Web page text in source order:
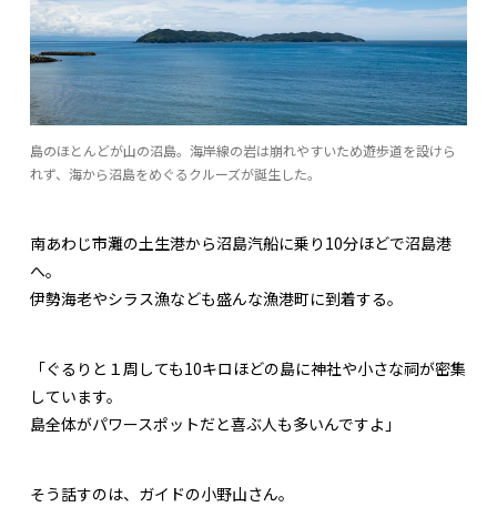
島のほとんどが山の沼島。海岸線の岩は崩れやすいため遊歩道を設けら
れず、海から沼島をめぐるクルーズが誕生した。
南あわじ市灘の土生港から沼島汽船に乗り10分ほどで沼島港
へ。
伊勢海老やシラス漁なども盛んな漁港町に到着する。
「ぐるりと１周しても10キロほどの島に神社や小さな祠が密集
しています。
島全体がパワースポットだと喜ぶ人も多いんですよ」
そう話すのは、ガイドの小野山さん。